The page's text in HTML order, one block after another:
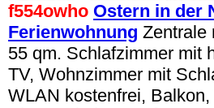
f554owho Ostern in der
Ferienwohnung Zentrale
55 qm. Schlafzimmer mit
TV, Wohnzimmer mit
WLAN kostenfrei,